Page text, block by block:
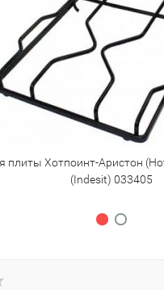
плиты Хотпоинт-Аристон
(Indesit) 033405